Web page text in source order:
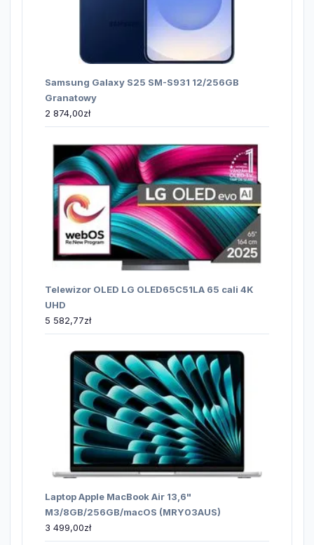
Samsung Galaxy S25 SM-S931 12/256GB
Granatowy
2 874,00zł
Telewizor OLED LG OLED65C51LA 65 cali 4K
UHD
5 582,77zł
Laptop Apple MacBook Air 13,6"
M3/8GB/256GB/macOS (MRY03AUS)
3 499,00zł